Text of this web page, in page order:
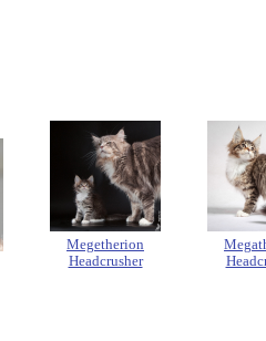
Megetherion
Headcrusher